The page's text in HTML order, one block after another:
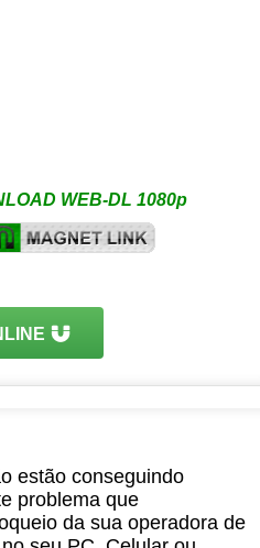
WEB-DL 1080p
estão conseguindo
problema que
da sua operadora de